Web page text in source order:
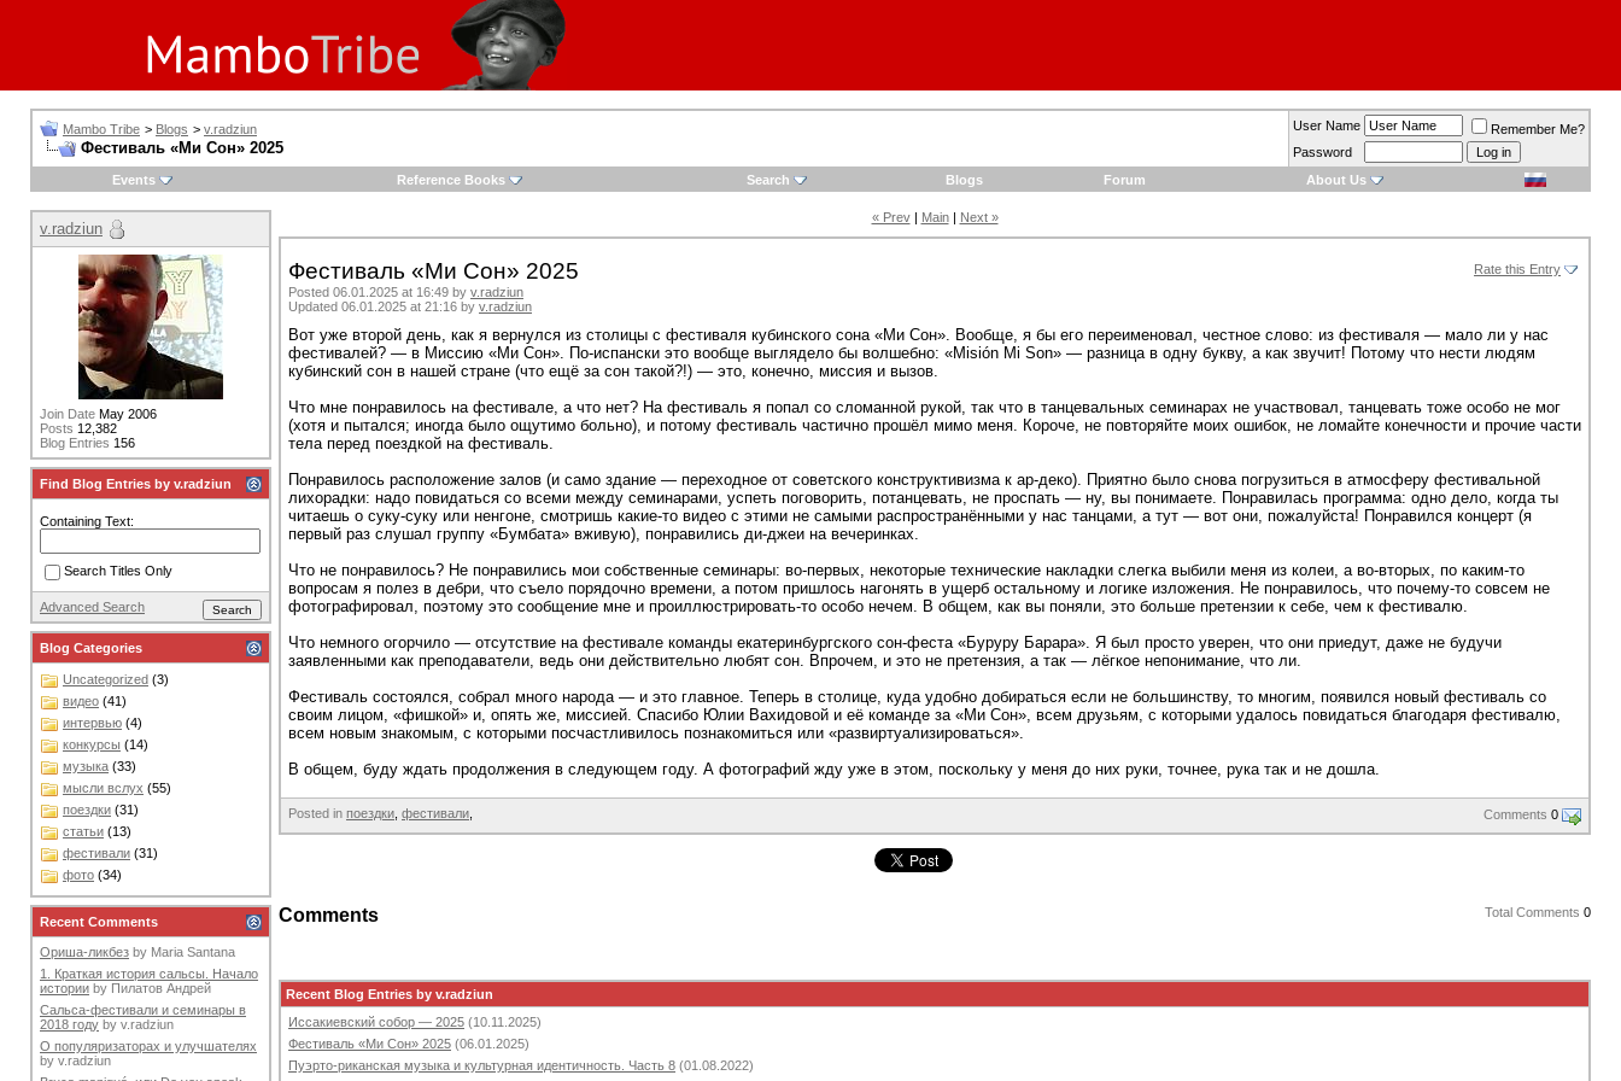
Mambo Tribe > Blogs > v.radziun
Фестиваль «Ми Сон» 2025
User Name
Remember Me?
Password
Events
Reference Books Search Blogs Forum About Us
« Prev| Main| Next »
Rate this Entry
Фестиваль «Ми Сон» 2025
Posted 06.01.2025 at 16:49 by v.radziun
Updated 06.01.2025 at 21:16 by v.radziun
Вот уже второй день, как я вернулся из столицы с фестиваля кубинского сона «Ми Сон». Вообще, я бы его переименовал, честное слово: из фестиваля — мало ли у нас
фестивалей? — в Миссию «Ми Сон». По-испански это вообще выглядело бы волшебно: «Misión Mi Son» — разница в одну букву, а как звучит! Потому что нести людям
кубинский сон в нашей стране (что ещё за сон такой?!) — это, конечно, миссия и вызов.
Что мне понравилось на фестивале, а что нет? На фестиваль я попал со сломанной рукой, так что в танцевальных семинарах не участвовал, танцевать тоже особо не мог
(хотя и пытался; иногда было ощутимо больно), и потому фестиваль частично прошёл мимо меня. Короче, не повторяйте моих ошибок, не ломайте конечности и прочие части
тела перед поездкой на фестиваль.
Понравилось расположение залов (и само здание — переходное от советского конструктивизма к ар-деко). Приятно было снова погрузиться в атмосферу фестивальной
лихорадки: надо повидаться со всеми между семинарами, успеть поговорить, потанцевать, не проспать — ну, вы понимаете. Понравилась программа: одно дело, когда ты
читаешь о суку-суку или ненгоне, смотришь какие-то видео с этими не самыми распространёнными у нас танцами, а тут — вот они, пожалуйста! Понравился концерт (я
первый раз слушал группу «Бумбата» вживую), понравились ди-джеи на вечеринках.
Что не понравилось? Не понравились мои собственные семинары: во-первых, некоторые технические накладки слегка выбили меня из колеи, а во-вторых, по каким-то
вопросам я полез в дебри, что съело порядочно времени, а потом пришлось нагонять в ущерб остальному и логике изложения. Не понравилось, что почему-то совсем не
фотографировал, поэтому это сообщение мне и проиллюстрировать-то особо нечем. В общем, как вы поняли, это больше претензии к себе, чем к фестивалю.
Что немного огорчило — отсутствие на фестивале команды екатеринбургского сон-феста «Буруру Барара». Я был просто уверен, что они приедут, даже не будучи
заявленными как преподаватели, ведь они действительно любят сон. Впрочем, и это не претензия, а так — лёгкое непонимание, что ли.
Фестиваль состоялся, собрал много народа — и это главное. Теперь в столице, куда удобно добираться если не большинству, то многим, появился новый фестиваль со
своим лицом, «фишкой» и, опять же, миссией. Спасибо Юлии Вахидовой и её команде за «Ми Сон», всем друзьям, с которыми удалось повидаться благодаря фестивалю,
всем новым знакомым, с которыми посчастливилось познакомиться или «развиртуализироваться».
В общем, буду ждать продолжения в следующем году. А фотографий жду уже в этом, поскольку у меня до них руки, точнее, рука так и не дошла.
Posted in поездки фестивали Comments 0
Total Comments 0
Comments
Recent Blog Entries by v.radziun
Иссакиевский собор — 2025 (10.11.2025)
Фестиваль «Ми Сон» 2025 (06.01.2025)
Пуэрто-риканская музыка и культурная идентичность. Часть 8 (01.08.2022)
v.radziun
Join Date May 2006
Posts 12,382
Blog Entries 156
Find Blog Entries by v.radziun
Containing Text:
Search Titles Only
Advanced Search
Blog Categories
Uncategorized (3)
видео (41)
интервью (4)
конкурсы (14)
музыка (33)
мысли вслух (55)
поездки (31)
статьи (13)
фестивали (31)
фото (34)
Recent Comments
Ориша-ликбез by Maria Santana
1. Краткая история сальсы. Начало
истории by Пилатов Андрей
Сальса-фестивали и семинары в
2018 году by v.radziun
О популяризаторах и улучшателях
by v.radziun